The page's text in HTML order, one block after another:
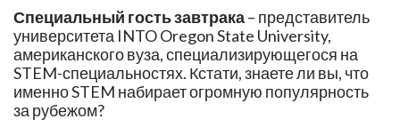
Специальный гость завтрака– представитель
университета INTO Oregon State University,
американского вуза, специализирующегося на
STEM-специальностях. Кстати, знаете ли вы, что
именно STEM набирает огромную популярность
за рубежом?